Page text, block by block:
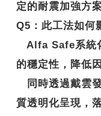
定的耐震加強方案
Q5 ：此工法如何
Alfa Safe系統
的穩定性，降低
同時透過戴雲
質透明化呈現，